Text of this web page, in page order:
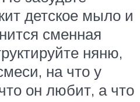
детское мыло и
сменная
няню,
на что у
он любит, а что